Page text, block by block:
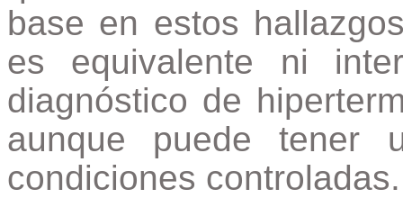
base en estos
es equivalente ni
diagnóstico de
aunque puede tener
condiciones controladas.